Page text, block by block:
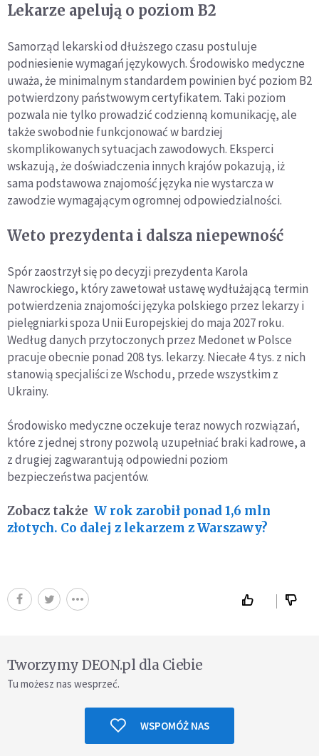
Lekarze apelują o poziom B2
Samorząd lekarski od dłuższego czasu postuluje
podniesienie wymagań językowych. Środowisko medyczne
uważa, że minimalnym standardem powinien być poziom B2
potwierdzony państwowym certyfikatem. Taki poziom
pozwala nie tylko prowadzić codzienną komunikację, ale
także swobodnie funkcjonować w bardziej
skomplikowanych sytuacjach zawodowych. Eksperci
wskazują, że doświadczenia innych krajów pokazują, iż
sama podstawowa znajomość języka nie wystarcza w
zawodzie wymagającym ogromnej odpowiedzialności.
Weto prezydenta i dalsza niepewność
Spór zaostrzył się po decyzji prezydenta Karola
Nawrockiego, który zawetował ustawę wydłużającą termin
potwierdzenia znajomości języka polskiego przez lekarzy i
pielęgniarki spoza Unii Europejskiej do maja 2027 roku.
Według danych przytoczonych przez Medonet w Polsce
pracuje obecnie ponad 208 tys. lekarzy. Niecałe 4 tys. z nich
stanowią specjaliści ze Wschodu, przede wszystkim z
Ukrainy.
Środowisko medyczne oczekuje teraz nowych rozwiązań,
które z jednej strony pozwolą uzupełniać braki kadrowe, a
z drugiej zagwarantują odpowiedni poziom
bezpieczeństwa pacjentów.
Zobacz także W rok zarobił ponad 1,6 mln
złotych. Co dalej z lekarzem z Warszawy?
Tworzymy DEON.pl dla Ciebie
Tu możesz nas wesprzeć.
WSPOMÓŻ NAS